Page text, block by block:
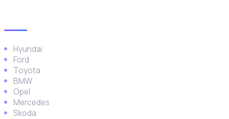
Hyundai
Ford
Toyota
BMW
Opel
Mercedes
Skoda